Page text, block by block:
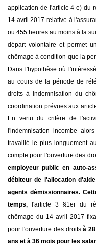
application de l'article 4 e) du
14 avril 2017 relative à
ou 455 heures au moins à la
départ volontaire et permet
chômage à condition que la
Dans l'hypothèse où
au cours de la période de
droits à indemnisation du
coordination prévues aux
En vertu du critère de
l'indemnisation incombe
travaillé le plus longuement
compte pour l'ouverture des
employeur public en auto-
débiteur de l'allocation
agents démissionnaires.
temps,
l'article 3 §1er du
chômage du 14 avril 2017
pour l'ouverture des droitsà
ans et à 36 mois pour les